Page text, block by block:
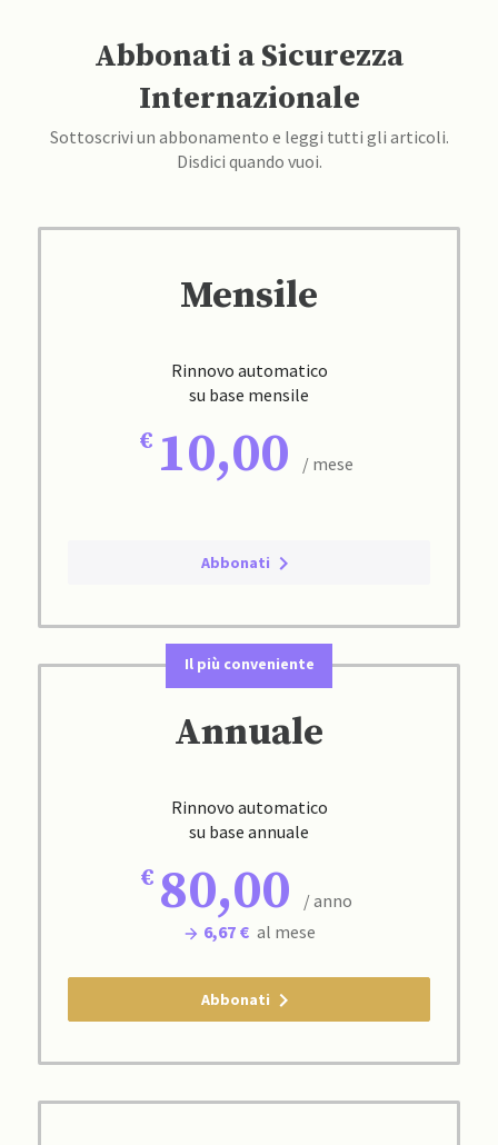
Abbonati a Sicurezza
Internazionale
Sottoscrivi un abbonamento e leggi tutti gli articoli.
Disdici quando vuoi.
Mensile
Rinnovo automatico
su base mensile
10,00 / mese
Abbonati
Il più conveniente
Annuale
Rinnovo automatico
su base annuale
80,00
/ anno
6,67 € al mese
Abbonati